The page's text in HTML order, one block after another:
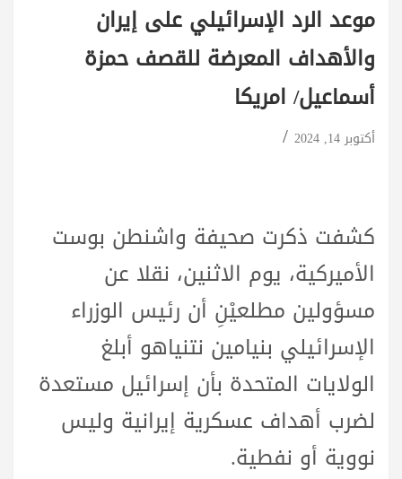
موعد الرد الإسرائيلي على إيران
والأهداف المعرضة للقصف حمزة
أسماعيل/ امريكا
أكتوبر 14, 2024
كشفت ذكرت صحيفة واشنطن بوست
الأميركية، يوم الاثنين، نقلا عن
مسؤولين مطلعيْنِ أن رئيس الوزراء
الإسرائيلي بنيامين نتنياهو أبلغ
الولايات المتحدة بأن إسرائيل مستعدة
لضرب أهداف عسكرية إيرانية وليس
نووية أو نفطية.